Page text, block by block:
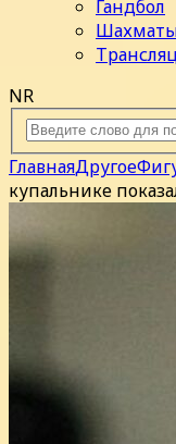
Гандбол
NR
ГлавнаяДругое
купальнике